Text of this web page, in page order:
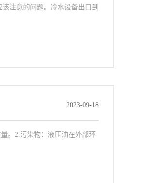
注意的问题。冷水设备出口到
2023-09-18
。2.污染物：液压油在外部环